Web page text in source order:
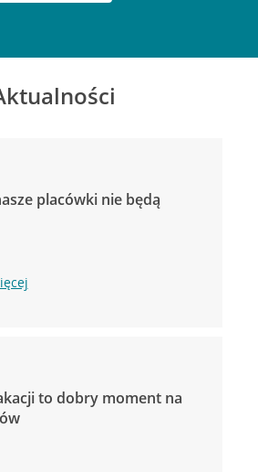
placówki nie będą
to dobry moment na